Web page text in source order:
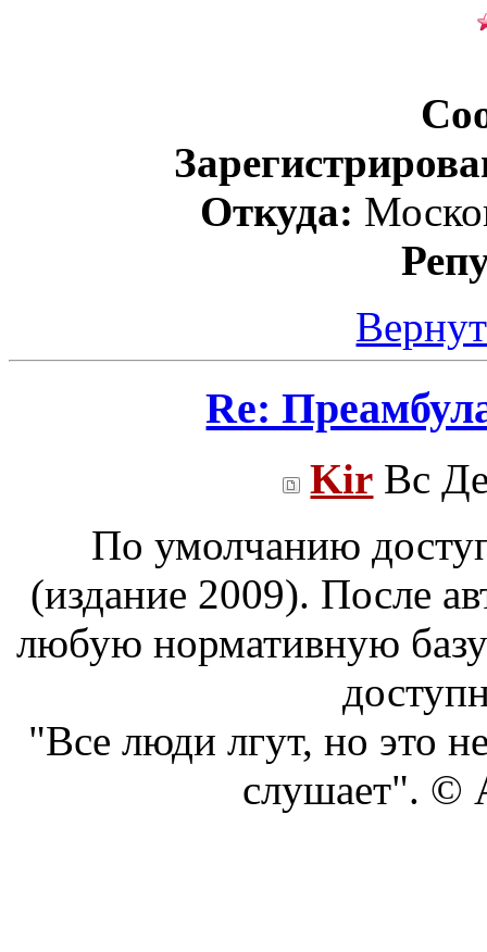
Откуда:
Re:
Kir Вс
По умолчанию
(издание 2009). После
любую нормативную
"Все люди лгут, но это
слушает". ©